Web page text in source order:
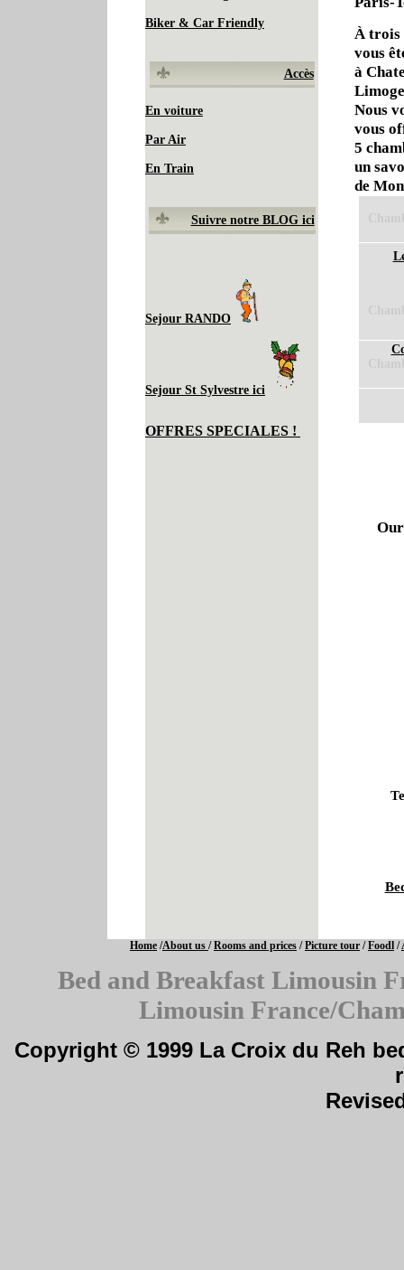
Biker & Car Friendly
Accès
En voiture
Par Air
En Train
Suivre notre BLOG ici
Sejour RANDO
Sejour St Sylvestre ici
OFFRES SPECIALES !
À trois
vous
à
Nous
vous
5
un
de
Home /About us /Rooms and prices /Picture tour /Foodl /
Bed and Breakfast Limousin
Limousin France/
Copyright © 1999 La Croix du Reh